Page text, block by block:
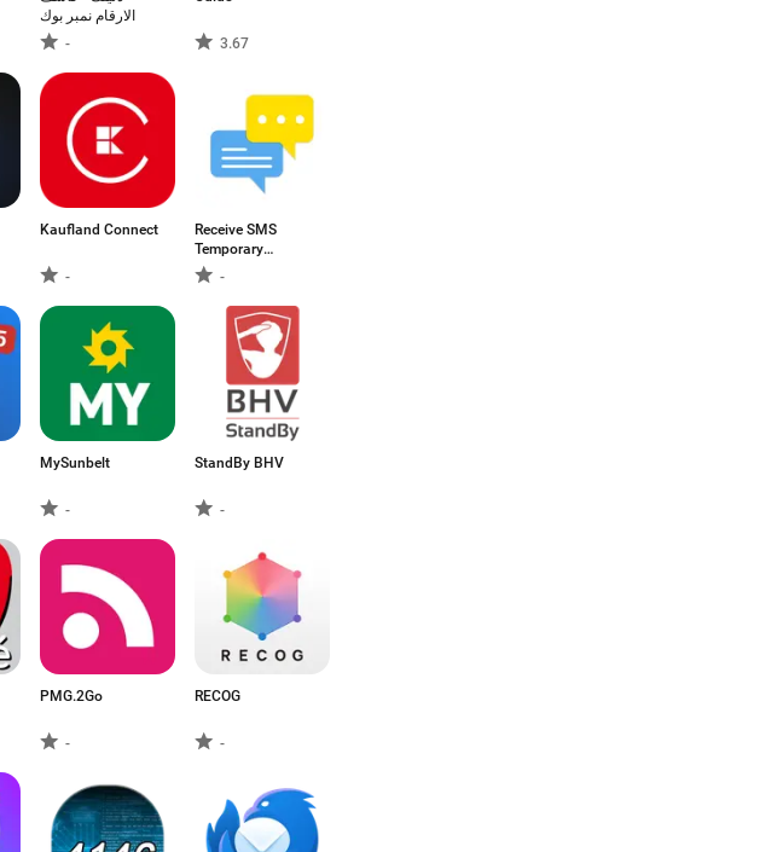
الارقام نمبر بوك
-
3.67
Kaufland Connect
-
Receive SMS
Temporary
number
-
MySunbelt
-
StandBy BHV
-
PMG.2Go
-
RECOG
-